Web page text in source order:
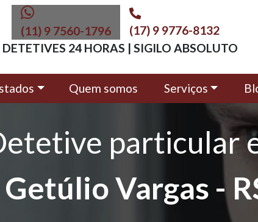
(11) 9 7560-1796
(17) 9 9776-8132
DETETIVES 24 HORAS | SIGILO ABSOLUTO
Quem somos Serviços
particular
Getúlio Vargas -